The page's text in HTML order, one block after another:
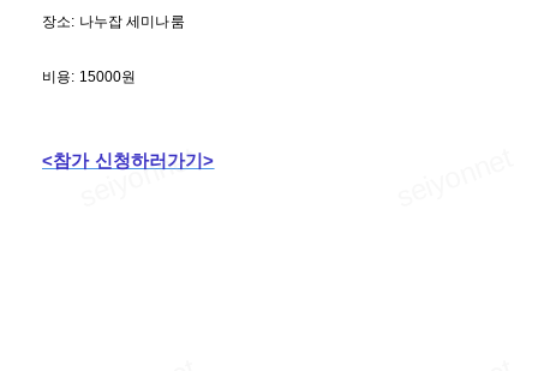
장소: 나누잡 세미나룸
비용: 15000원
<참가 신청하러가기>